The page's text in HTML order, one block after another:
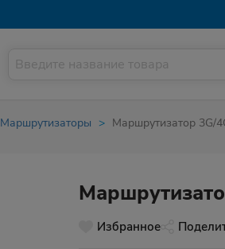
Маршрутизаторы Маршрутизатор 3G/
Избранное